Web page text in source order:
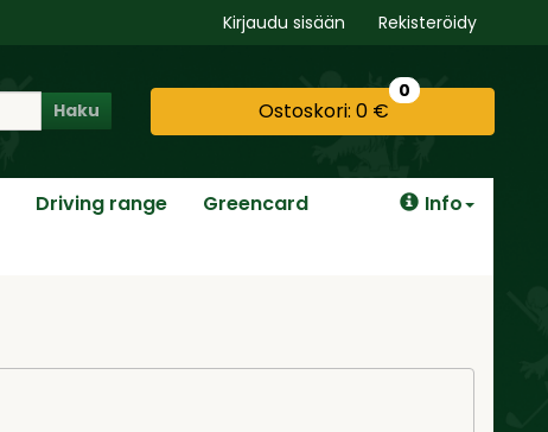
Kirjaudu sisään Rekisteröidy
Haku Ostoskori: 0 €
0
Driving range
Greencard
Info